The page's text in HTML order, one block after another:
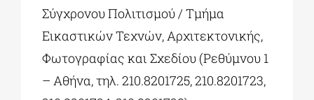
Σύγχρονου Πολιτισμού / Τμήμα
Εικαστικών Τεχνών, Αρχιτεκτονικής,
Φωτογραφίας και Σχεδίου (Ρεθύμνου 1
– Αθήνα, τηλ. 210.8201725, 210.8201723,